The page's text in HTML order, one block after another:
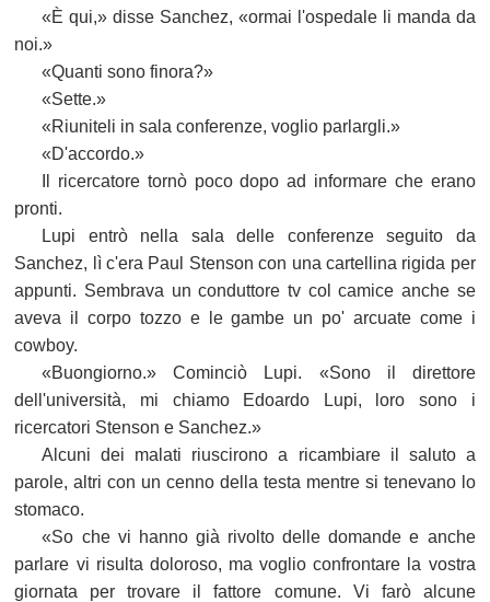
«È qui,» disse Sanchez, «ormai l'ospedale li manda da
noi.»
«Quanti sono finora?»
«Sette.»
«Riuniteli in sala conferenze, voglio parlargli.»
«D'accordo.»
Il ricercatore tornò poco dopo ad informare che erano
pronti.
Lupi entrò nella sala delle conferenze seguito da
Sanchez, lì c'era Paul Stenson con una cartellina rigida per
appunti. Sembrava un conduttore tv col camice anche se
aveva il corpo tozzo e le gambe un po' arcuate come i
cowboy.
«Buongiorno.» Cominciò Lupi. «Sono il direttore
dell'università, mi chiamo Edoardo Lupi, loro sono i
ricercatori Stenson e Sanchez.»
Alcuni dei malati riuscirono a ricambiare il saluto a
parole, altri con un cenno della testa mentre si tenevano lo
stomaco.
«So che vi hanno già rivolto delle domande e anche
parlare vi risulta doloroso, ma voglio confrontare la vostra
giornata per trovare il fattore comune. Vi farò alcune